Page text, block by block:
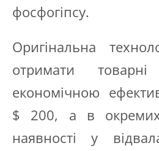
фосфогіпсу.
Оригінальна
отримати
економічною
$ 200, а в
наявності у